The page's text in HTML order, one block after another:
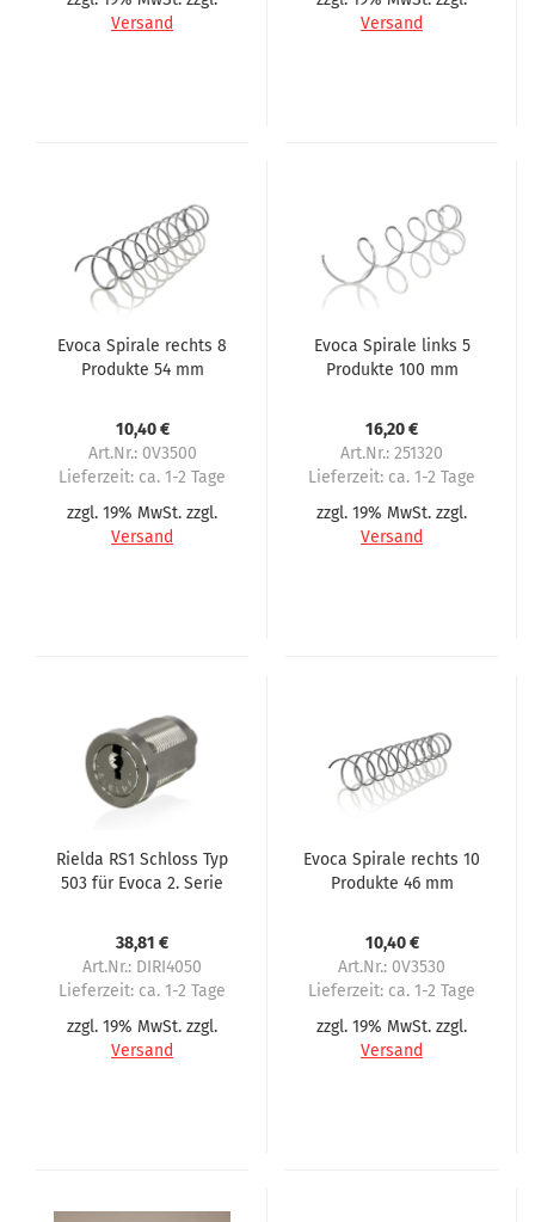
Versand
Versand
Evoca Spirale rechts 8
Produkte 54 mm
10,40 €
Art.Nr.: 0V3500
Lieferzeit: ca. 1-2 Tage
zzgl. 19% MwSt. zzgl.
Versand
Evoca Spirale links 5
Produkte 100 mm
16,20 €
Art.Nr.: 251320
Lieferzeit: ca. 1-2 Tage
zzgl. 19% MwSt. zzgl.
Versand
Rielda RS1 Schloss Typ
503 für Evoca 2. Serie
38,81 €
Art.Nr.: DIRI4050
Lieferzeit: ca. 1-2 Tage
zzgl. 19% MwSt. zzgl.
Versand
Evoca Spirale rechts 10
Produkte 46 mm
10,40 €
Art.Nr.: 0V3530
Lieferzeit: ca. 1-2 Tage
zzgl. 19% MwSt. zzgl.
Versand